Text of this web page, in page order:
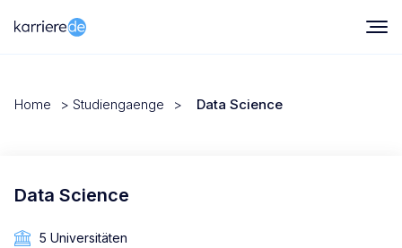
Home > Studiengaenge > Data Science
Data Science
5 Universitäten